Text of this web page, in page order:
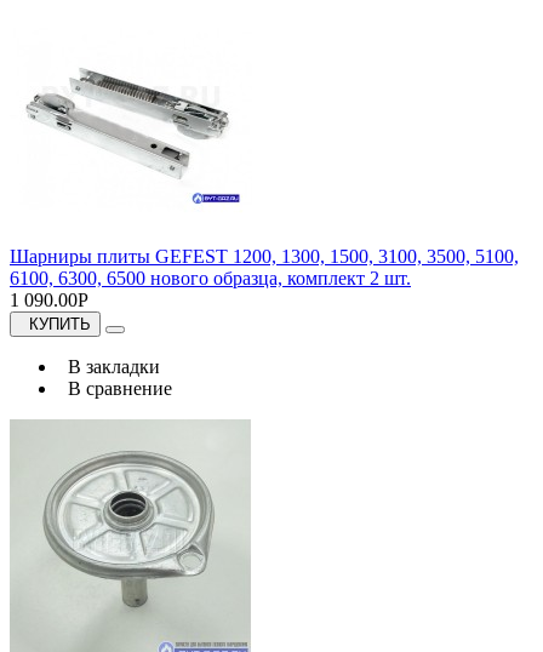
Шарниры плиты GEFEST 1200, 1300, 1500, 3100, 3500, 5100,
6100, 6300, 6500 нового образца, комплект 2 шт.
1 090.00Р
КУПИТЬ
В закладки
В сравнение